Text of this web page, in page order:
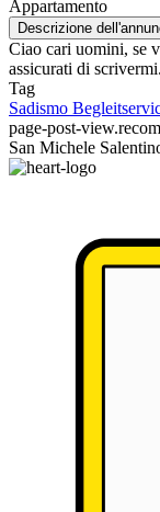
Appartamento
Descrizione
Ciao cari uomini, se
assicurati di scrivermi.
Tag
Sadismo
page-post-
San Michele